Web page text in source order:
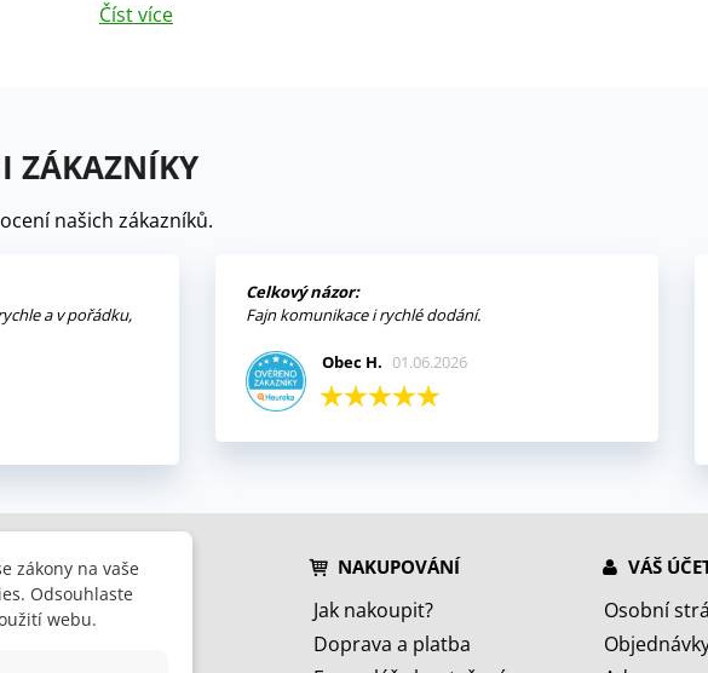
Číst více
ZÁKAZNÍKY
našich zákazníků.
a v pořádku,
Celkový názor:
Fajn komunikace i rychlé dodání.
Obec H. 01.06.2026
HLEDÁTE
Slevy
NAKUPOVÁNÍ
Jak nakoupit?
Doprava a platba
VÁŠ
Osobní
zákony na vaše
Odsouhlaste
webu.